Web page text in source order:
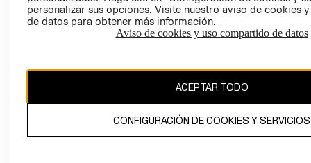
CAMBIAR REGIÓN
El contenido de esta página web está protegido por copyright y es
personalizar sus opciones. Visite nuestro aviso de cookies
de datos para obtener más información.
Aviso de cookies y uso compartido de datos
ACEPTAR TODO
CONFIGURACIÓN DE COOKIES Y SERVICIOS